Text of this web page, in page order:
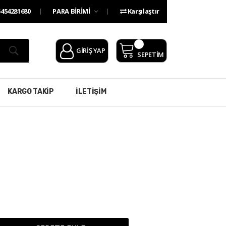
PARA BİRİMİ Karşılaştır
GİRİŞ YAP SEPETİM
KARGO TAKİP İLETİŞİM